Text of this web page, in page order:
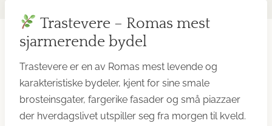
Trastevere – Romas mest
sjarmerende bydel
Trastevere er en av Romas mest levende og
karakteristiske bydeler, kjent for sine smale
brosteinsgater, fargerike fasader og små piazzaer
der hverdagslivet utspiller seg fra morgen til kveld.